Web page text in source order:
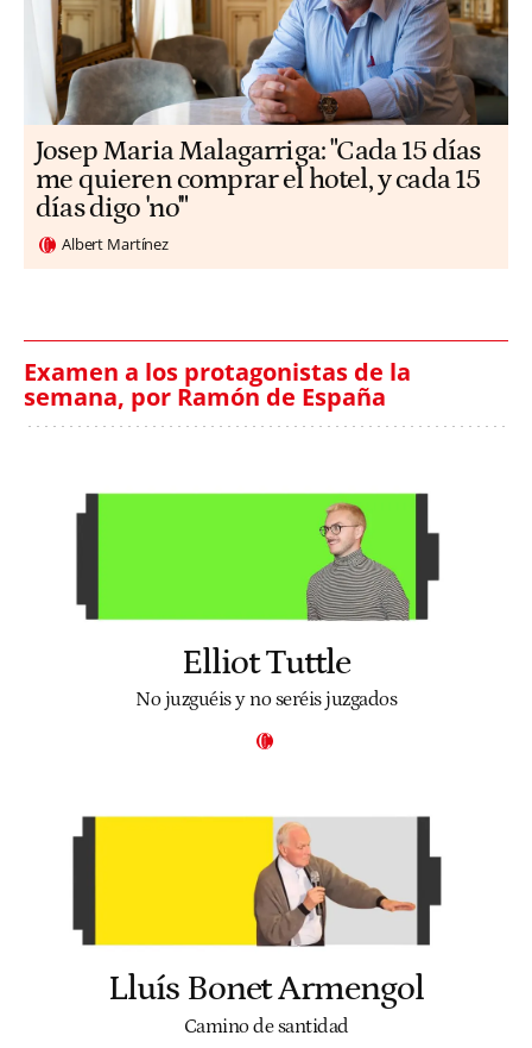
​​Josep Maria Malagarriga: "Cada 15 días
me quieren comprar el hotel, y cada 15
días digo 'no'"
Albert Martínez
Examen a los protagonistas de la
semana, por Ramón de España
Elliot Tuttle
No juzguéis y no seréis juzgados
Lluís Bonet Armengol
Camino de santidad